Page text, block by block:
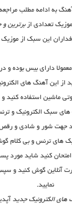
به ادامه مطلب
موزیک تعدادی ازبرترین
این سبک از
دارای بیس بوده و
از این آهنگ های
ماشین استفاده کنید و
های سبک الکترونیک و
جهت شور و شادی و رقص
های ترنس و بی کلام
کنید شاید مورد
آنلاین گوش کنید و
نمایید.
های الکترونیک جدید